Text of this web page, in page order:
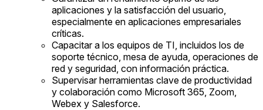
aplicaciones y la satisfacción del usuario,
especialmente en aplicaciones empresariales
críticas.
Capacitar a los equipos de TI, incluidos los de
soporte técnico, mesa de ayuda, operaciones de
red y seguridad, con información práctica.
Supervisar herramientas clave de productividad
y colaboración como Microsoft 365, Zoom,
Webex y Salesforce.